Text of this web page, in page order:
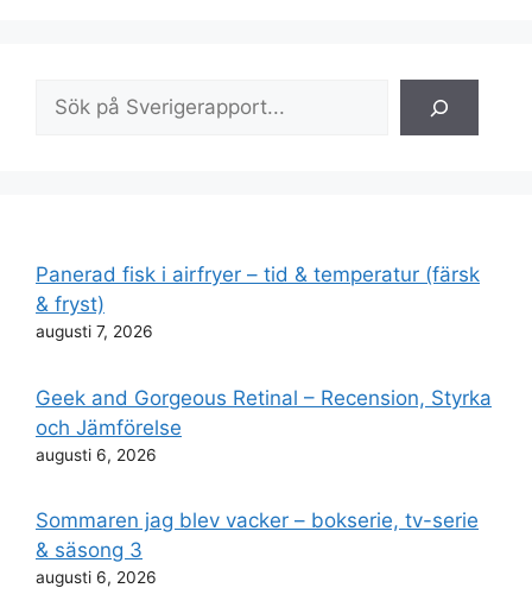
Sök
Panerad fisk i airfryer – tid & temperatur (färsk
& fryst)
augusti 7, 2026
Geek and Gorgeous Retinal – Recension, Styrka
och Jämförelse
augusti 6, 2026
Sommaren jag blev vacker – bokserie, tv-serie
& säsong 3
augusti 6, 2026